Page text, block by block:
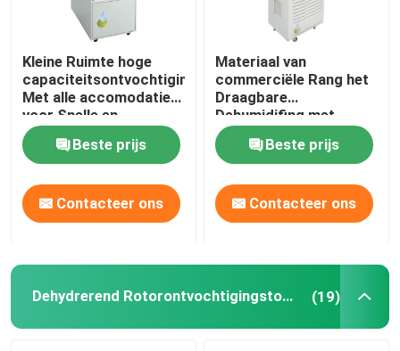
Kleine Ruimte hoge
capaciteitsontvochtigingstoestellen
Met alle accomodatie
voor Snelle en
Gemakkelijke Installatie
Beste prijs
Contacteer ons
Materiaal van
commerciële Rang het
Draagbare
Dehumidifing met
LEIDENE Vertoning
130L /dagBeste prijs
Contacteer ons
Dehydrerend Rotorontvochtigingstoestel (19)